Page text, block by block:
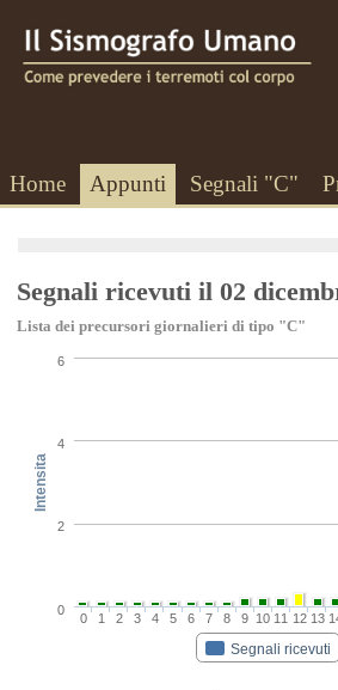
Home Appunti Segnali "C"
Segnali ricevuti il 02
Lista dei precursori giornalieri di tipo "C"
Intensita
Segnali ricevuti
0 1 2 3 4 5 6 7 8 9 10 11 12 13
0
2
4
6